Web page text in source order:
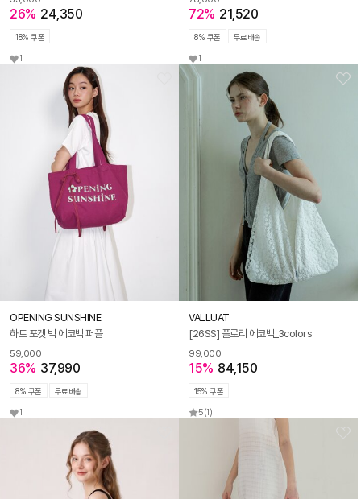
26% 24,350
18% 쿠폰
1
72% 21,520
8% 쿠폰 무료배송
1
OPENING SUNSHINE
하트 포켓 빅 에코백 퍼플
59,000
36% 37,990
8% 쿠폰 무료배송
1
VALLUAT
[26SS] 플로리 에코백_3colors
99,000
15% 84,150
15% 쿠폰
5(1)